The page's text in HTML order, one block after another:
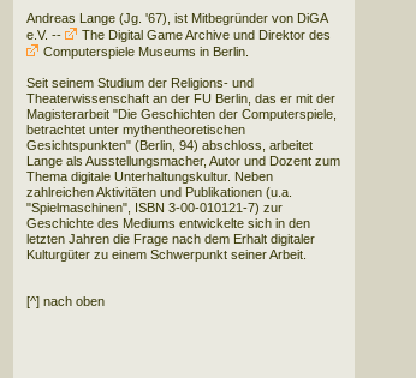
Andreas Lange (Jg. '67), ist Mitbegründer von DiGA
e.V. --
The Digital Game Archiveund Direktor des
Computerspiele Museums in Berlin.
Seit seinem Studium der Religions- und
Theaterwissenschaft an der FU Berlin, das er mit der
Magisterarbeit "Die Geschichten der Computerspiele,
betrachtet unter mythentheoretischen
Gesichtspunkten" (Berlin, 94) abschloss, arbeitet
Lange als Ausstellungsmacher, Autor und Dozent zum
Thema digitale Unterhaltungskultur. Neben
zahlreichen Aktivitäten und Publikationen (u.a.
"Spielmaschinen", ISBN 3-00-010121-7) zur
Geschichte des Mediums entwickelte sich in den
letzten Jahren die Frage nach dem Erhalt digitaler
Kulturgüter zu einem Schwerpunkt seiner Arbeit.
[^] nach oben